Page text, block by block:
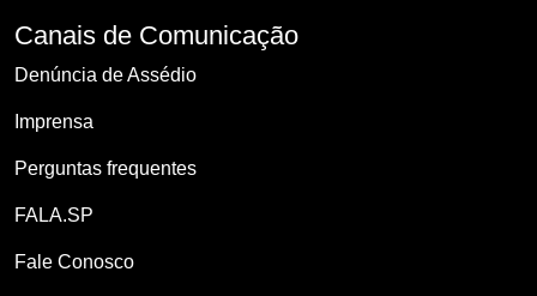
Canais de Comunicação
Denúncia de Assédio
Imprensa
Perguntas frequentes
FALA.SP
Fale Conosco